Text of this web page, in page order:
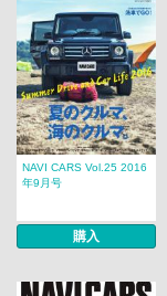
NAVI CARS Vol.25 2016
年9月号
購入